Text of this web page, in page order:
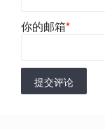
你的邮箱*
提交评论